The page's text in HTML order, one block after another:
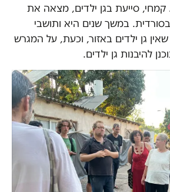
קמחי, סייעת בגן ילדים, מצאה את
במשך שנים היא ותושבי
גן ילדים באזור, וכעת, על המגרש
להיבנות גן ילדים.